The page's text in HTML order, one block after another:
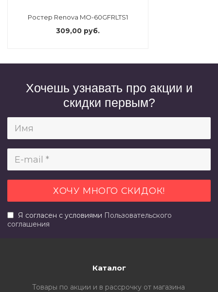
Ростер Renova MO-60GFRLTS1
309,00 руб.
Хочешь узнавать про акции и
скидки первым?
Я согласен с условиями Пользовательского
соглашения
Каталог
Товары по акции и в рассрочку от магазина